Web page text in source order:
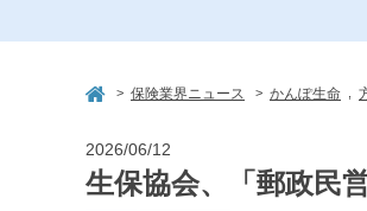
> 保険業界ニュース > かんぽ生命
2026/06/12
生保協会、「郵政民